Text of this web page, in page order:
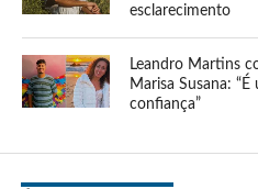
esclarecimento
Leandro Martins
Marisa Susana:
confiança”